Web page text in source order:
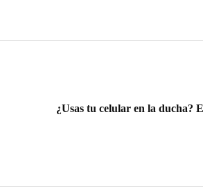
¿Usas tu celular en la ducha?